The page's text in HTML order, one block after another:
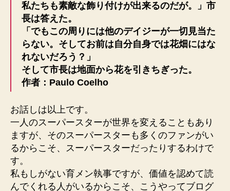
私たちも素敵な飾り付けが出来るのだが。」市
長は答えた。
「でもこの周りには他のデイジーが一切見当た
らない。そしてお前は自分自身では花畑にはな
れないだろう？」
そして市長は地面から花を引きちぎった。
作者：Paulo Coelho
お話しは以上です。
一人のスーパースターが世界を変えることもあり
ますが、そのスーパースターも多くのファンがい
るからこそ、スーパースターだったりするわけで
す。
私もしがない育メン執事ですが、価値を認めて読
んでくれる人がいるからこそ、こうやってブログ